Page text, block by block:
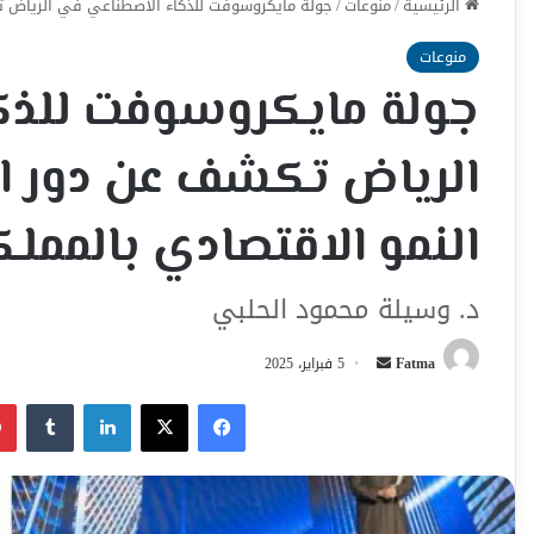
منوعات
جولة مايكروسوفت
الرياض تكشف عن دور
النمو الاقتصادي
د. وسيلة محمود الحلبي
Fatma
أرسل 5 فبراير، 2025
فيسبوك‫X لينكدإن